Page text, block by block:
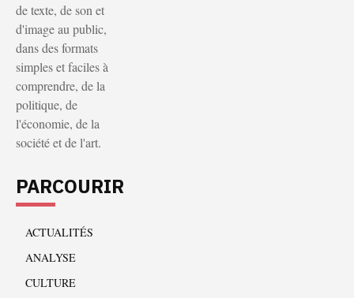
de texte, de son et
d'image au public,
dans des formats
simples et faciles à
comprendre, de la
politique, de
l'économie, de la
société et de l'art.
PARCOURIR
ACTUALITÉS
ANALYSE
CULTURE